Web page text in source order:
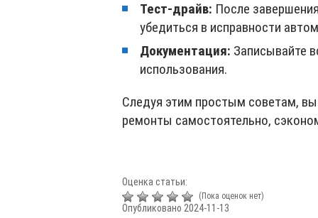
Тест-драйв: После
убедиться в исправности
Документация: Записывайте
использования.
Следуя этим простым советам,
ремонты самостоятельно,
Оценка статьи:
(Пока оценок нет)
Опубликовано 2024-11-13